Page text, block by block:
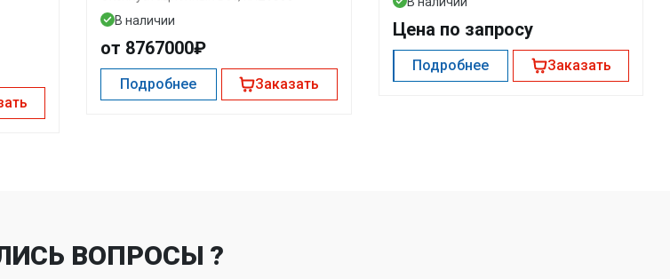
В наличии
от 8767000₽
Подробнее Заказать
Цена по запросу
Подробнее Заказать
ВОПРОСЫ ?